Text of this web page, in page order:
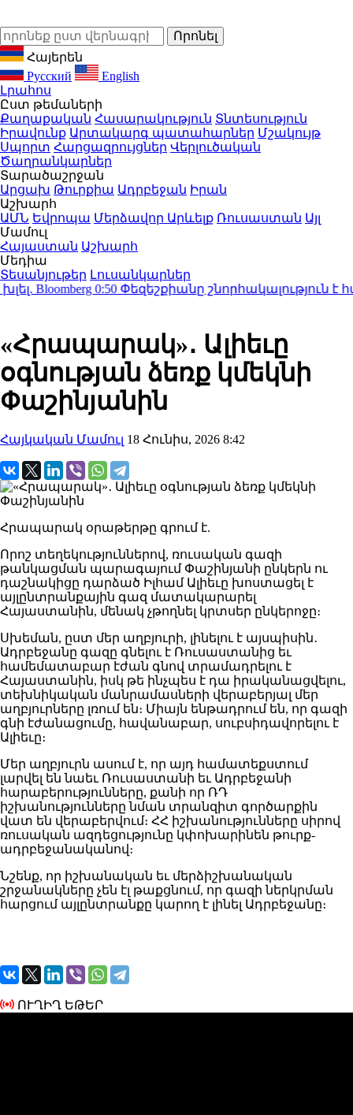
Հայերեն
Русский
English
Լրահոս
Ըստ թեմաների
Քաղաքական Հասարակություն Տնտեսություն
Իրավունք Արտակարգ պատահարներ Մշակույթ
Սպորտ Հարցազրույցներ Վերլուծական
Ծաղրանկարներ
Տարածաշրջան
Արցախ Թուրքիա Ադրբեջան Իրան
Աշխարհ
ԱՄՆ Եվրոպա Մերձավոր Արևելք Ռուսաստան Այլ
Մամուլ
Հայաստան Աշխարհ
Մեդիա
Տեսանյութեր Լուսանկարներ
0:50Փեզեշքիանը շնորհակալություն է
«Հրապարակ»․ Ալիեւը
օգնության ձեռք կմեկնի
Փաշինյանին
Հայկական Մամուլ 18 Հունիս, 2026 8:42
Հրապարակ օրաթերթը գրում է.
Որոշ տեղեկություններով, ռուսական գազի
թանկացման պարագայում Փաշինյանի ընկերն ու
դաշնակիցը դարձած Իլհամ Ալիեւը խոստացել է
այլընտրանքային գազ մատակարարել
Հայաստանին, մենակ չթողնել կրտսեր ընկերոջը։
Սխեման, ըստ մեր աղբյուրի, լինելու է այսպիսին․
Ադրբեջանը գազը գնելու է Ռուսաստանից եւ
համեմատաբար էժան գնով տրամադրելու է
Հայաստանին, իսկ թե ինչպես է դա իրականացվելու,
տեխնիկական մանրամասների վերաբերյալ մեր
աղբյուրները լռում են։ Միայն ենթադրում են, որ գազի
գնի էժանացումը, հավանաբար, սուբսիդավորելու է
Ալիեւը։
Մեր աղբյուրն ասում է, որ այդ համատեքստում
լարվել են նաեւ Ռուսաստանի եւ Ադրբեջանի
հարաբերությունները, քանի որ ՌԴ
իշխանությունները նման տրանզիտ գործարքին
վատ են վերաբերվում։ ՀՀ իշխանությունները սիրով
ռուսական ազդեցությունը կփոխարինեն թուրք-
ադրբեջանականով։
Նշենք, որ իշխանական եւ մերձիշխանական
շրջանակները չեն էլ թաքցնում, որ գազի ներկրման
հարցում այլընտրանքը կարող է լինել Ադրբեջանը։
ՈՒՂԻՂ ԵԹԵՐ